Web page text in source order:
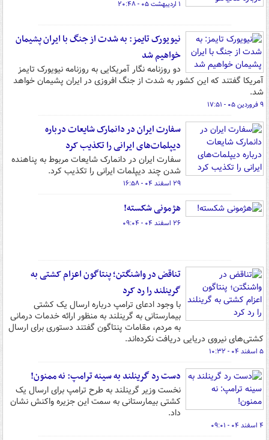
۱ اردیبهشت ۰۵ - ۲۰:۴۸
نیویورک تایمز: به شدت از جنگ با ایران پشیمان
خواهیم شد
دو روزنامه نگار آمریکایی به روزنامه نیویورک تایمز
آمریکا گفتند که این کشور به شدت از جنگ افروزی در ایران پشیمان خواهد
شد.
۹ فروردین ۰۵ - ۱۷:۵۱
سفارت ایران در دانمارک شایعات درباره
دیپلمات‌های ایرانی را تکذیب کرد
سفارت ایران در دانمارک شایعات مربوط به پناهنده
شدن چند دیپلمات ایرانی را تکذیب کرد.
۲۹ اسفند ۰۴ - ۱۶:۵۸
هژمونی شکسته!
۲۶ اسفند ۰۴ - ۰۹:۰۴
تناقض در واشنگتن؛ پنتاگون اعزام کشتی به
گرینلند را رد کرد
با وجود ادعای ترامپ درباره ارسال یک کشتی
بیمارستانی به گرینلند به منظور ارائه خدمات درمانی
به مردم، مقامات پنتاگون گفتند دستوری برای ارسال
کشتی‌های نیروی دریایی دریافت نکرده‌اند.
۵ اسفند ۰۴ - ۱۰:۳۲
دست رد گرینلند به سینه ترامپ: نه ممنون!
نخست وزیر گرینلند به طرح ترامپ برای ارسال یک
کشتی بیمارستانی به سمت این جزیره واکنش نشان
داد.
۴ اسفند ۰۴ - ۰۹:۰۱